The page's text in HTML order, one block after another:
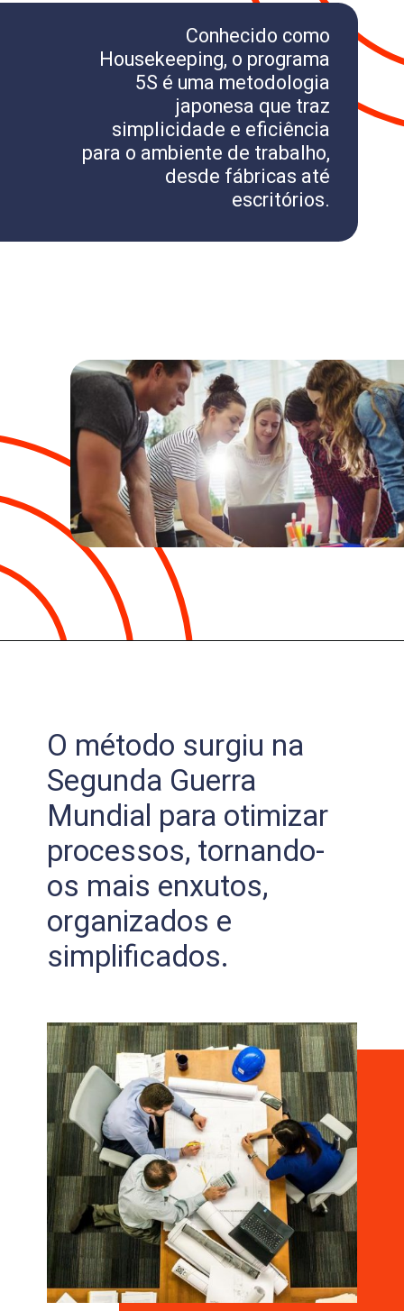
Conhecido como
Housekeeping, o programa
5S é uma metodologia
japonesa que traz
simplicidade e eficiência
para o ambiente de trabalho,
desde fábricas até
escritórios.
O método surgiu na
Segunda Guerra
Mundial para otimizar
processos, tornando-
os mais enxutos,
organizados e
simplificados.